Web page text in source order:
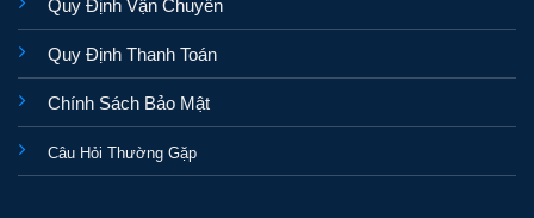
Quy Định Vận Chuyển
Quy Định Thanh Toán
Chính Sách Bảo Mật
Câu Hỏi Thường Gặp